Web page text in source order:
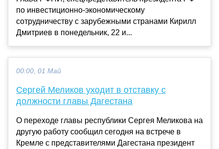
по инвестиционно-экономическому
сотрудничеству с зарубежными странами Кирилл
Дмитриев в понедельник, 22 и...
00:00, 01 Май
Сергей Меликов уходит в отставку с
должности главы Дагестана
О переходе главы республики Сергея Меликова на
другую работу сообщил сегодня на встрече в
Кремле с представителями Дагестана президент